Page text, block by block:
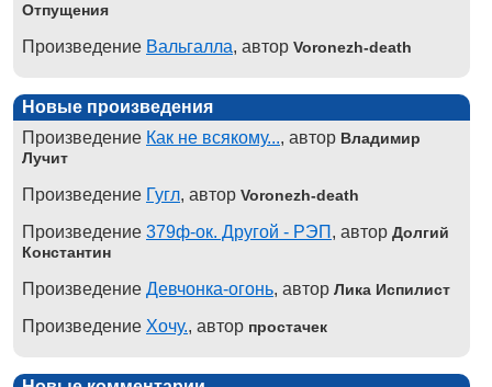
Отпущения
Произведение Вальгалла, автор Voronezh-death
Новые произведения
Произведение Как не всякому..., автор Владимир
Лучит
Произведение Гугл, автор Voronezh-death
Произведение 379ф-ок. Другой - РЭП , автор Долгий
Константин
Произведение Девчонка-огонь, автор Лика Испилист
Произведение Хочу., автор простачек